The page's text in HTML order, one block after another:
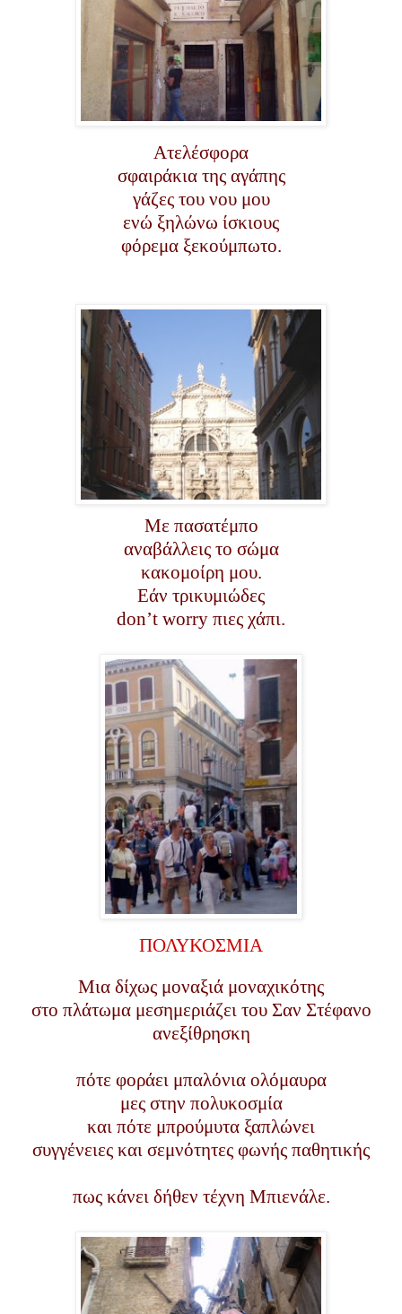
Ατελέσφορα
σφαιράκια της αγάπης
γάζες του νου μου
ενώ ξηλώνω ίσκιους
φόρεμα ξεκούμπωτο.
Με πασατέμπο
αναβάλλεις το σώμα
κακομοίρη μου.
Εάν τρικυμιώδες
don’t worry πιες χάπι.
ΠΟΛΥΚΟΣΜΙΑ
Μια δίχως μοναξιά μοναχικότης
στο πλάτωμα μεσημεριάζει του Σαν Στέφανο
ανεξίθρησκη
πότε φοράει μπαλόνια ολόμαυρα
μες στην πολυκοσμία
και πότε μπρούμυτα ξαπλώνει
συγγένειες και σεμνότητες φωνής παθητικής
πως κάνει δήθεν τέχνη Μπιενάλε.